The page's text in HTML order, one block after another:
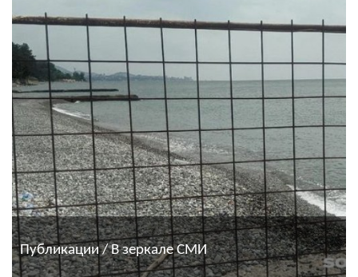
Публикации / В зеркале СМИ